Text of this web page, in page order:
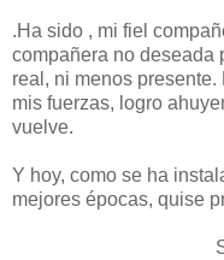
.Ha sido , mi fiel
compañera no deseada
real, ni menos
mis fuerzas, logro
vuelve.
Y hoy, como se ha
mejores épocas, quise